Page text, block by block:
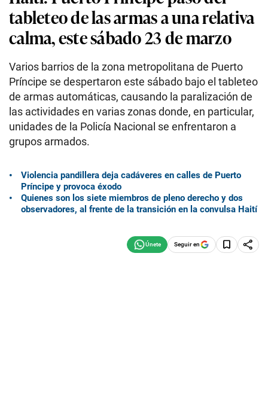
tableteo de las armas a una relativa
calma, este sábado 23 de marzo
Varios barrios de la zona metropolitana de Puerto
Príncipe se despertaron este sábado bajo el tableteo
de armas automáticas, causando la paralización de
las actividades en varias zonas donde, en particular,
unidades de la Policía Nacional se enfrentaron a
grupos armados.
Violencia pandillera deja cadáveres en calles de Puerto
Príncipe y provoca éxodo
Quienes son los siete miembros de pleno derecho y dos
observadores, al frente de la transición en la convulsa Haití
Seguir en